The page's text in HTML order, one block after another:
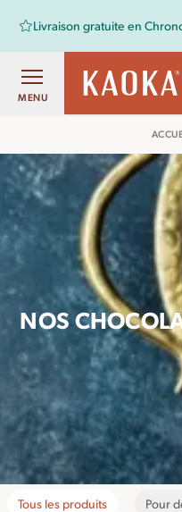
Livraison gratuite en
MENU
NOS
Tous les produits Pour